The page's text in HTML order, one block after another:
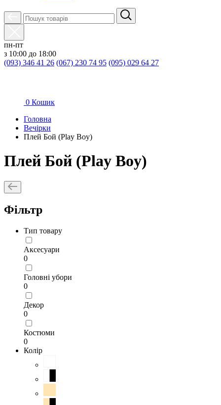
пн-пт
з 10:00 до 18:00
(093) 346 41 26 (067) 230 74 95 (095) 029 64 27
0 Кошик
Головна
Вечірки
Плей Бой (Play Boy)
Плей Бой (Play Boy)
Фільтр
Тип товару
Аксесуари
0
Головні убори
0
Декор
0
Костюми
0
Колір